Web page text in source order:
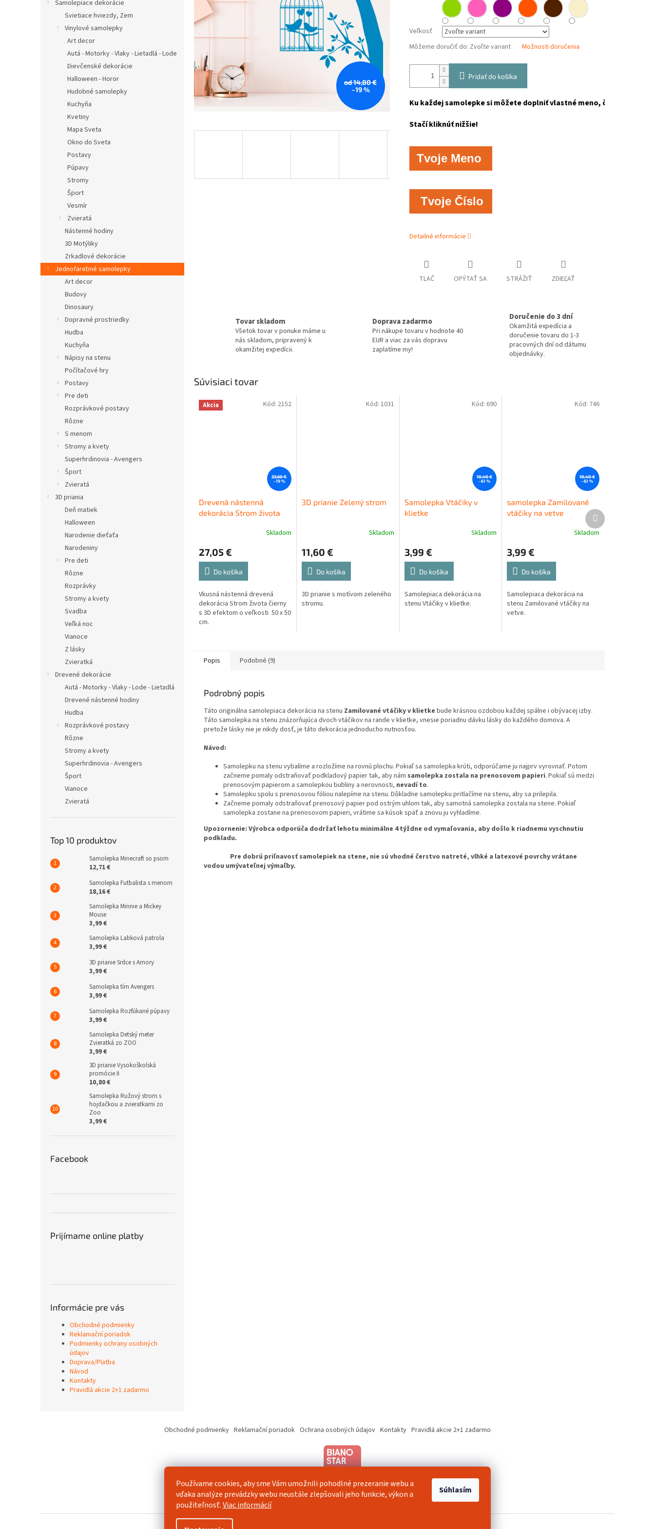
Používame cookies, aby sme Vám umožnili pohodlné prezeranie webu a
vďaka analýze prevádzky webu neustále zlepšovali jeho funkcie, výkon a
použiteľnosť.Viac informácií
Súhlasím
Samolepiace dekorácie
Svietiace hviezdy, Zem
Vinylové samolepky
Art decor
Autá - Motorky - Vlaky - Lietadlá - Lode
Dievčenské dekorácie
Halloween - Horor
Hudobné samolepky
Kuchyňa
Kvetiny
Mapa Sveta
Okno do Sveta
Postavy
Púpavy
Stromy
Šport
Vesmír
Zvieratá
Nástenné hodiny
3D Motýliky
Zrkadlové dekorácie
Jednofarebné samolepky
Art decor
Budovy
Dinosaury
Dopravné prostriedky
Hudba
Kuchyňa
Nápisy na stenu
Počítačové hry
Postavy
Pre deti
Rozprávkové postavy
Rôzne
S menom
Stromy a kvety
Superhrdinovia - Avengers
Šport
Zvieratá
3D priania
Deň matiek
Halloween
Narodenie dieťaťa
Narodeniny
Pre deti
Rôzne
Rozprávky
Stromy a kvety
Svadba
Veľká noc
Vianoce
Z lásky
Zvieratká
Drevené dekorácie
Autá - Motorky - Vlaky - Lode - Lietadlá
Drevené nástenné hodiny
Hudba
Rozprávkové postavy
Rôzne
Stromy a kvety
Superhrdinovia - Avengers
Šport
Vianoce
Zvieratá
Top 10 produktov
Samolepka Minecraft so psom
12,71 €
Samolepka Futbalista s menom
18,16 €
Samolepka Minnie a Mickey
Mouse
3,99 €
Samolepka Labková patrola
3,99 €
3D prianie Srdce s Amory
3,99 €
Samolepka tím Avengers
3,99 €
Samolepka Rozfúkané púpavy
3,99 €
Samolepka Detský meter
Zvieratká zo ZOO
3,99 €
3D prianie Vysokoškolská
promócie II
10,80 €
Samolepka Ružový strom s
hojdačkou a zvieratkami zo
Zoo
3,99 €
Facebook
Prijímame online platby
Informácie pre vás
Obchodné podmienky
Reklamační poriadok
Podmienky ochrany osobných
údajov
Doprava/Platba
Návod
Kontakty
Pravidlá akcie 2+1 zadarmo
od 14,80 €
–19 %
Veľkosť
Môžeme doručiť do: Zvoľte variant Možnosti doručenia
Pridať do košíka
Ku každej samolepke si môžete doplniť vlastné meno, číslo, text!
Stačí kliknúť nižšie!
Tvoje Meno
Tvoje Číslo
Detailné informácie
TLAČ OPÝTAŤ SA STRÁŽIŤ ZDIEĽAŤ
Tovar skladom
Všetok tovar v ponuke máme u
nás skladom, pripravený k
okamžitej expedícii.
Doprava zadarmo
Pri nákupe tovaru v hodnote 40
EUR a viac za vás dopravu
zaplatíme my!
Doručenie do 3 dní
Okamžitá expedícia a
doručenie tovaru do 1-3
pracovných dní od dátumu
objednávky.
Súvisiaci tovar
Akcia
33,60 €
–19 %
Drevená nástenná
dekorácia Strom života
Skladom
27,05 €
Do košíka
Vkusná nástenná drevená
dekorácia Strom života čierny
s 3D efektom o veľkosti 50 x 50
cm.
Kód: 2152
3D prianie Zelený strom
Skladom
11,60 €
Do košíka
3D prianie s motívom zeleného
stromu.
Kód: 1031
10,40 €
–61 %
Samolepka Vtáčiky v
klietke
Skladom
3,99 €
Do košíka
Samolepiaca dekorácia na
stenu Vtáčiky v klietke.
Kód: 690
10,40 €
–61 %
samolepka Zamilované
vtáčiky na vetve
Skladom
3,99 €
Do košíka
Samolepiaca dekorácia na
stenu Zamilované vtáčiky na
vetve.
Kód: 746
Ďalší
produkt
Popis Podobné (9)
Podrobný popis
Táto originálna samolepiaca dekorácia na stenu Zamilované vtáčiky v klietke bude krásnou ozdobou každej spálne i obývacej izby.
Táto samolepka na stenu znázorňujúca dvoch vtáčikov na rande v klietke, vnesie poriadnu dávku lásky do každého domova. A
pretože lásky nie je nikdy dosť, je táto dekorácia jednoducho nutnosťou.
Návod:
Samolepku na stenu vybalíme a rozložíme na rovnú plochu. Pokiaľ sa samolepka krúti, odporúčame ju najprv vyrovnať. Potom
začneme pomaly odstraňovať podkladový papier tak, aby nám samolepka zostala na prenosovom papieri. Pokiaľ sú medzi
prenosovým papierom a samolepkou bubliny a nerovnosti, nevadí to.
Samolepku spolu s prenosovou fóliou nalepíme na stenu. Dôkladne samolepku pritlačíme na stenu, aby sa prilepila.
Začneme pomaly odstraňovať prenosový papier pod ostrým uhlom tak, aby samotná samolepka zostala na stene. Pokiaľ
samolepka zostane na prenosovom papieri, vrátime sa kúsok späť a znovu ju vyhladíme.
Upozornenie: Výrobca odporúča dodržať lehotu minimálne 4 týždne od vymaľovania, aby došlo k riadnemu vyschnutiu
podkladu.
Pre dobrú priľnavosť samolepiek na stene, nie sú vhodné čerstvo natreté, vlhké a latexové povrchy vrátane
vodou umývateľnej výmaľby.
Obchodné podmienky Reklamační poriadok Ochrana osobných údajov Kontakty Pravidlá akcie 2+1 zadarmo